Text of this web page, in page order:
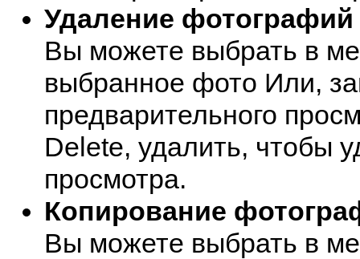
Удаление фотографий
Вы можете выбрать в
выбранное фото Или,
предварительного
Delete, удалить, чтобы
просмотра.
Копирование
Вы можете выбрать в